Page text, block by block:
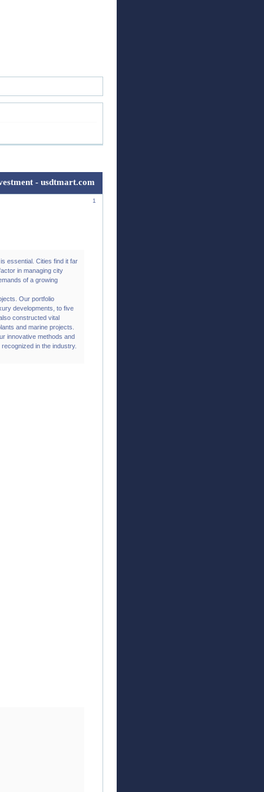
- usdtmart.com
1
essential. Cities find it far
in managing city
of a growing
Our portfolio
developments, to five
constructed vital
and marine projects.
innovative methods and
in the industry.